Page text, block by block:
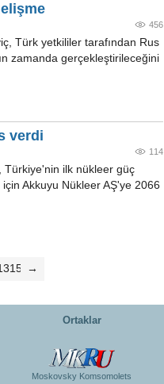
456
Türk yetkililer tarafından Rus
zamanda gerçekleştirileceğini
verdi
114
Türkiye'nin ilk nükleer güç
Akkuyu Nükleer AŞ'ye 2066
→
Ortaklar
Moskovsky Komsomolets